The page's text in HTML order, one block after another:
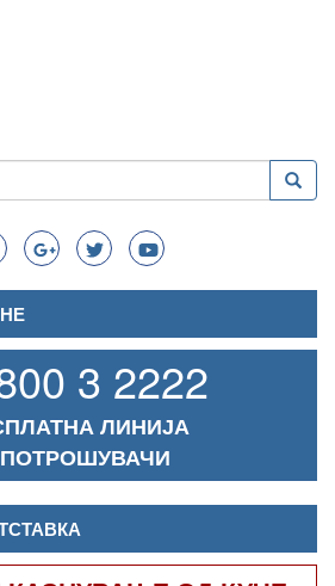
3 2222
ЛИНИЈА